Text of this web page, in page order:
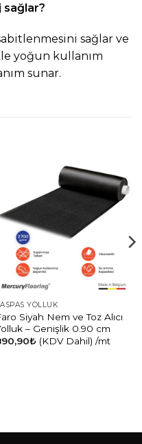
sağlar?
sağlar ve
yoğun kullanım
sunar.
YOLLUK
Siyah Nem ve Toz Alıcı
– Genişlik 0.90 cm
₺ (KDV Dahil) /mt